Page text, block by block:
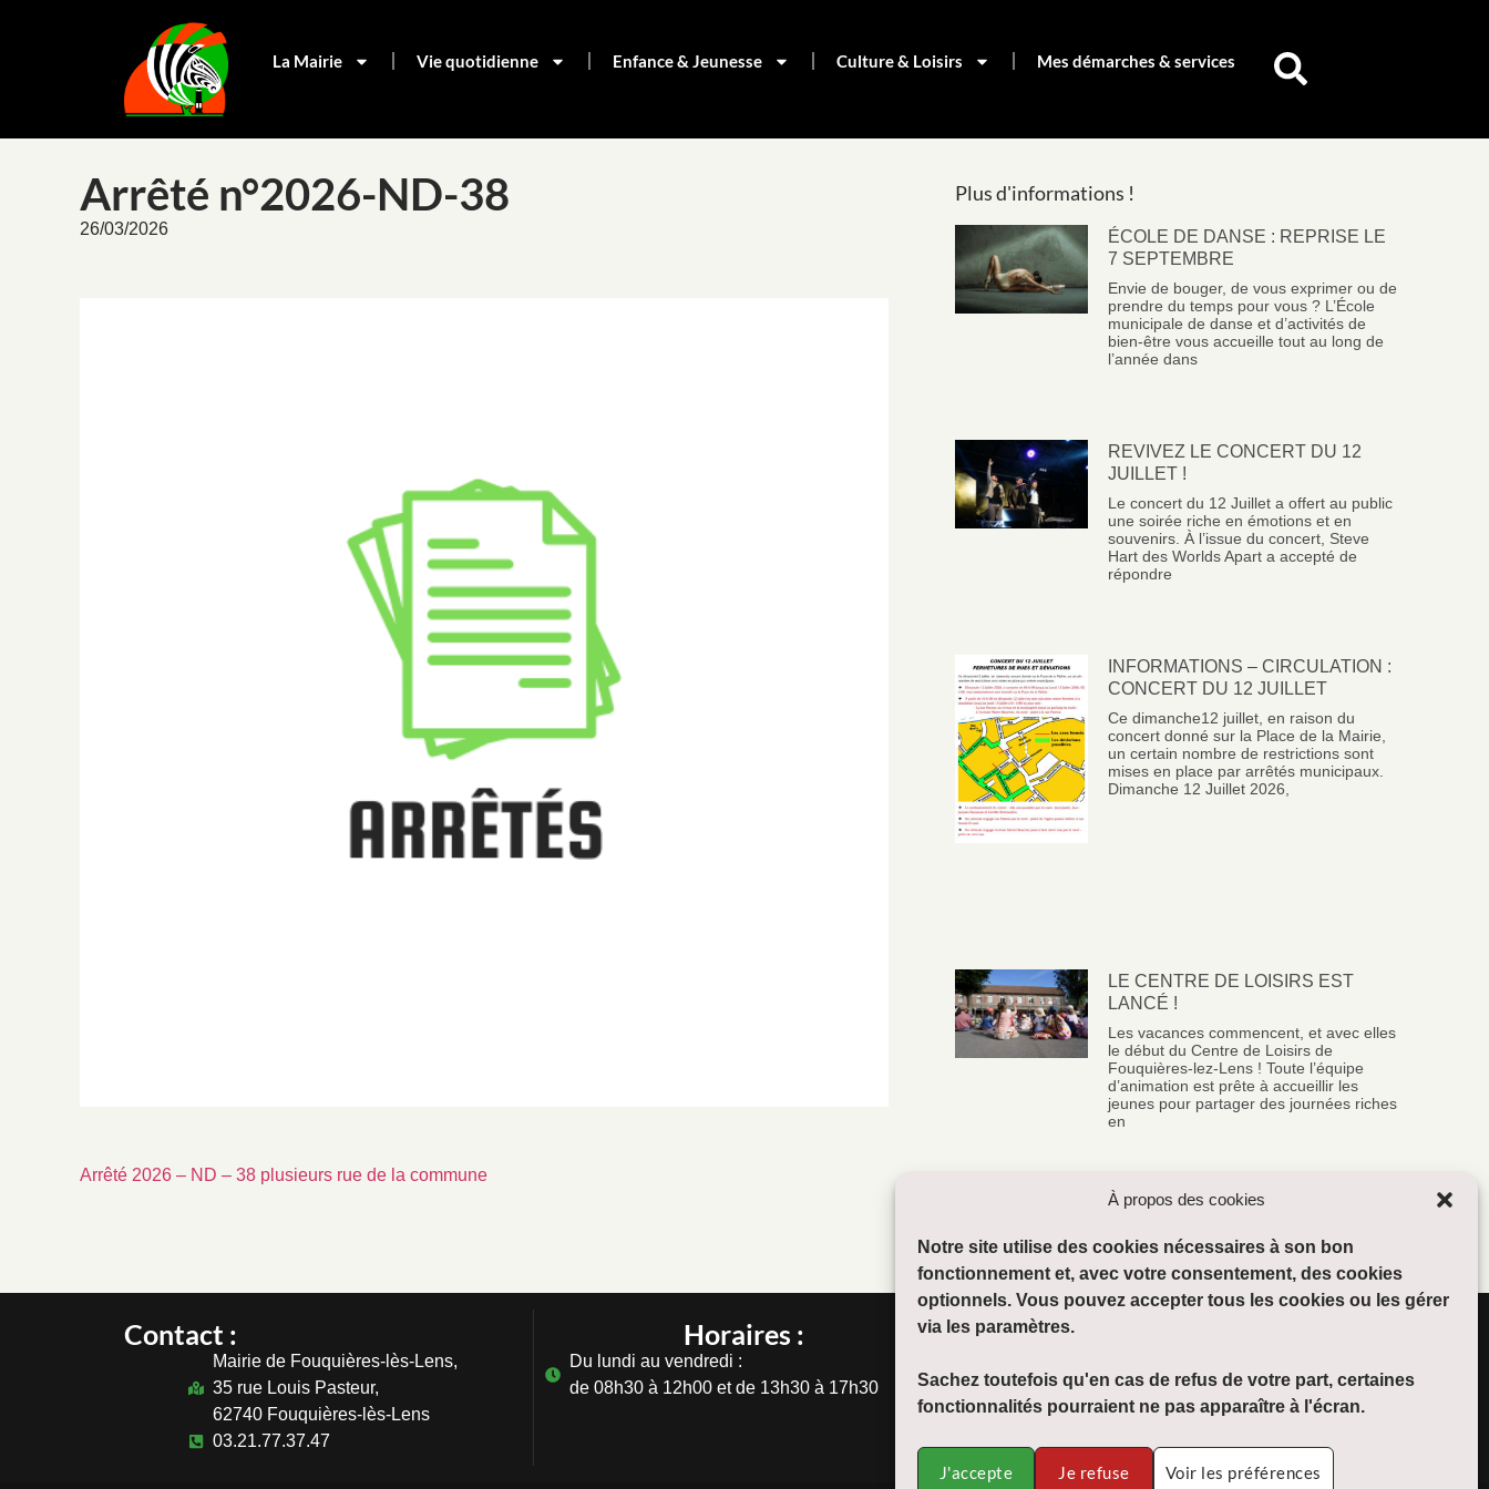
À propos des cookies
Notre site utilise des cookies nécessaires à son bon
fonctionnement et, avec votre consentement, des cookies
optionnels. Vous pouvez accepter tous les cookies ou les gérer
via les paramètres.
Sachez toutefois qu'en cas de refus de votre part, certaines
fonctionnalités pourraient ne pas apparaître à l'écran.
J'accepte Je refuse Voir les préférences
La Mairie Vie quotidienne Enfance & Jeunesse Culture & Loisirs Mes démarches & services
Arrêté n°2026-ND-38
26/03/2026
Arrêté 2026 – ND – 38 plusieurs rue de la commune
Plus d'informations !
ÉCOLE DE DANSE : REPRISE LE
7 SEPTEMBRE
Envie de bouger, de vous exprimer ou de
prendre du temps pour vous ? L’École
municipale de danse et d’activités de
bien-être vous accueille tout au long de
l’année dans
REVIVEZ LE CONCERT DU 12
JUILLET !
Le concert du 12 Juillet a offert au public
une soirée riche en émotions et en
souvenirs. À l’issue du concert, Steve
Hart des Worlds Apart a accepté de
répondre
INFORMATIONS – CIRCULATION :
CONCERT DU 12 JUILLET
Ce dimanche12 juillet, en raison du
concert donné sur la Place de la Mairie,
un certain nombre de restrictions sont
mises en place par arrêtés municipaux.
Dimanche 12 Juillet 2026,
LE CENTRE DE LOISIRS EST
LANCÉ !
Les vacances commencent, et avec elles
le début du Centre de Loisirs de
Fouquières-lez-Lens ! Toute l’équipe
d’animation est prête à accueillir les
jeunes pour partager des journées riches
en
Contact :
Mairie de Fouquières-lès-Lens,
35 rue Louis Pasteur,
62740 Fouquières-lès-Lens
03.21.77.37.47
Horaires :
Du lundi au vendredi :
de 08h30 à 12h00 et de 13h30 à 17h30